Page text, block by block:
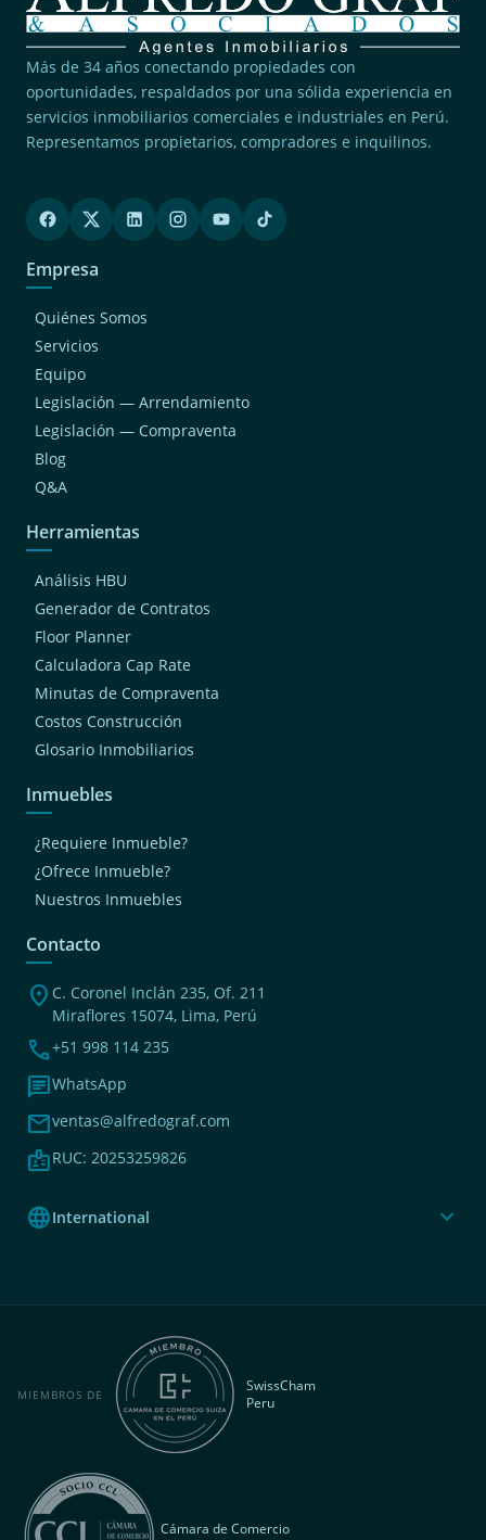
Más de 34 años conectando propiedades con
oportunidades, respaldados por una sólida experiencia en
servicios inmobiliarios comerciales e industriales en Perú.
Representamos propietarios, compradores e inquilinos.
Empresa
Quiénes Somos
Servicios
Equipo
Legislación — Arrendamiento
Legislación — Compraventa
Blog
Q&A
Herramientas
Análisis HBU
Generador de Contratos
Floor Planner
Calculadora Cap Rate
Minutas de Compraventa
Costos Construcción
Glosario Inmobiliarios
Inmuebles
¿Requiere Inmueble?
¿Ofrece Inmueble?
Nuestros Inmuebles
Contacto
location_on C. Coronel Inclán 235, Of. 211
Miraflores 15074, Lima, Perú
phone+51 998 114 235
chatWhatsApp
mailventas@alfredograf.com
badgeRUC: 20253259826
languageInternational expand_more
MIEMBROS DE
SwissCham
Peru
Cámara de Comercio